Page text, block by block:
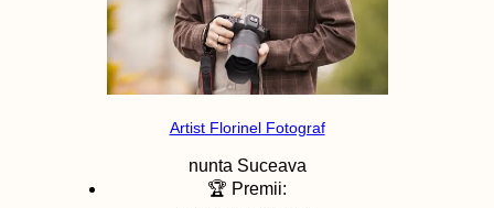
Artist Florinel Fotograf
nunta Suceava
🏆 Premii: